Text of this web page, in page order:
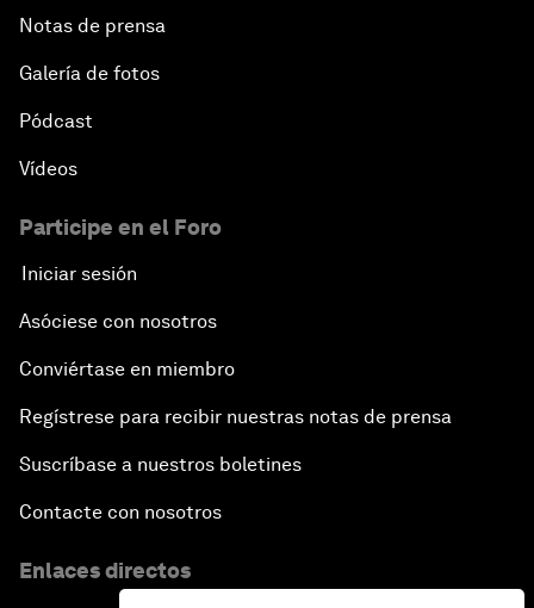
Notas de prensa
Galería de fotos
Pódcast
Vídeos
Participe en el Foro
Iniciar sesión
Asóciese con nosotros
Conviértase en miembro
Regístrese para recibir nuestras notas de prensa
Suscríbase a nuestros boletines
Contacte con nosotros
Enlaces directos